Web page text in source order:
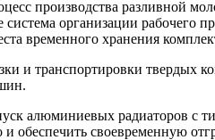
производства разливной
организации
временного хранения
и транспортировки твердых
радиаторов с
обеспечить своевременную